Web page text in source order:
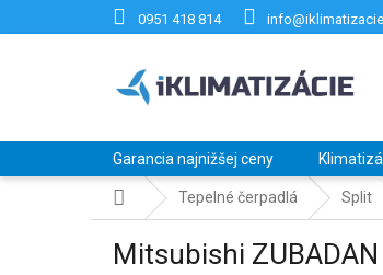
0951 418 814
Garancia najnižšej ceny
DomovTepelné čerpadlá Split
Mitsubishi